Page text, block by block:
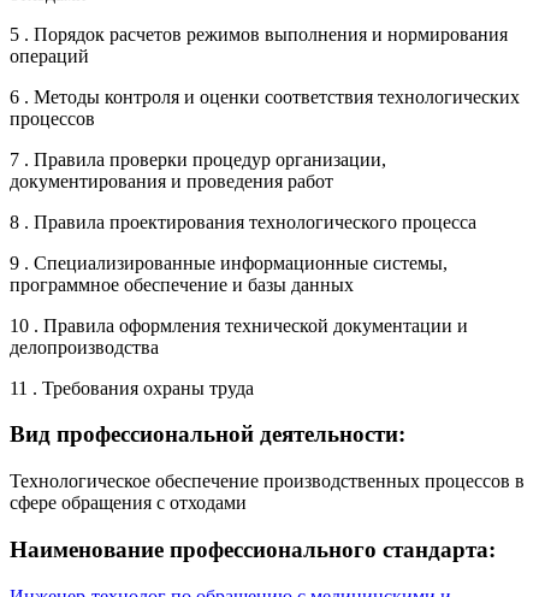
5 . Порядок расчетов режимов выполнения и нормирования
операций
6 . Методы контроля и оценки соответствия технологических
процессов
7 . Правила проверки процедур организации,
документирования и проведения работ
8 . Правила проектирования технологического процесса
9 . Специализированные информационные системы,
программное обеспечение и базы данных
10 . Правила оформления технической документации и
делопроизводства
11 . Требования охраны труда
Вид профессиональной деятельности:
Технологическое обеспечение производственных процессов в
сфере обращения с отходами
Наименование профессионального стандарта: